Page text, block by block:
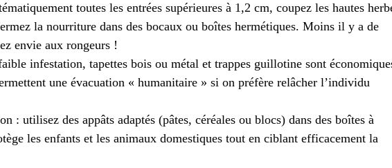
toutes les entrées supérieures à 1,2 cm, coupez les hautes
la nourriture dans des bocaux ou boîtes hermétiques. Moins il y a de
envie aux rongeurs !
infestation, tapettes bois ou métal et trappes guillotine sont
une évacuation « humanitaire » si on préfère relâcher l’individu
: utilisez des appâts adaptés (pâtes, céréales ou blocs) dans des boîtes à
les enfants et les animaux domestiques tout en ciblant efficacement la